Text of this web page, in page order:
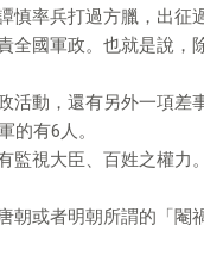
率兵打過方臘，出征
全國軍政。也就是說，
活動，還有另外一項差
的有6人。
監視大臣、百姓之權力。
朝或者明朝所謂的「閹